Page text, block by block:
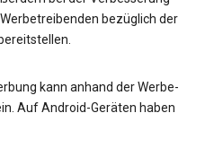
bezüglich der
kann anhand der Werbe-
Auf Android-Geräten haben